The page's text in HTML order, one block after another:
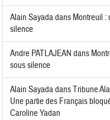
Alain Sayadadans Montreuil :
silence
Andre PATLAJEAN dans
sous silence
Alain SayadadansTribune
Une partie des Français
Caroline Yadan